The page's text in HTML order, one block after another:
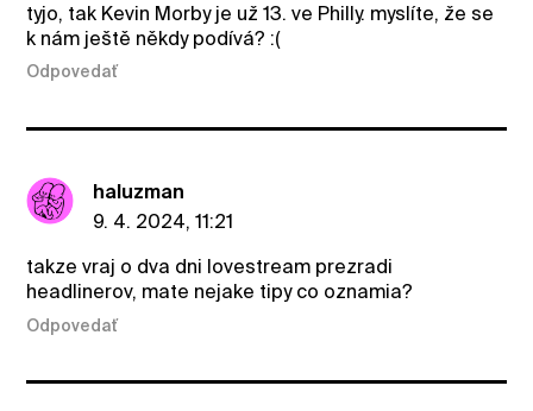
tyjo, tak Kevin Morby je už 13. ve Philly. myslíte, že se
k nám ještě někdy podívá? :(
Odpovedať
haluzman
9. 4. 2024, 11:21
takze vraj o dva dni lovestream prezradi
headlinerov, mate nejake tipy co oznamia?
Odpovedať